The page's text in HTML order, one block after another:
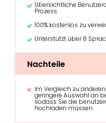
Übersichtliche
Prozess
100% kostenlos zu
Unterstützt über 8
Nachteile
Im Vergleich zu
geringere Auswahl an
sodass Sie die
hochladen müssen.